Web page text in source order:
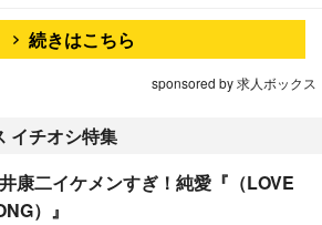
続きはこちら
sponsored by 求人ボックス
イチオシ特集
康二イケメンすぎ！純愛『（LOVE
）』